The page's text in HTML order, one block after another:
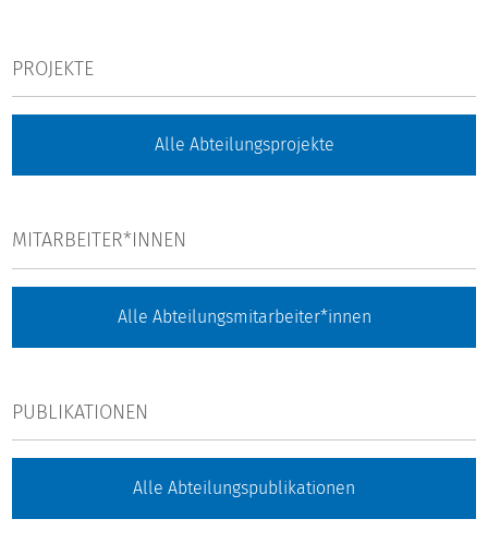
PROJEKTE
Alle Abteilungsprojekte
MITARBEITER*INNEN
Alle Abteilungsmitarbeiter*innen
PUBLIKATIONEN
Alle Abteilungspublikationen